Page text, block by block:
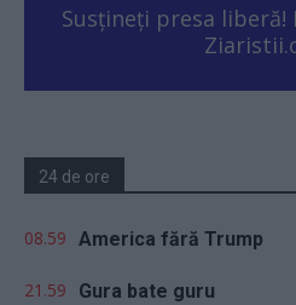
Susțineți presa
24 de ore
08.59 America fără Trump
21.59 Gura bate guru